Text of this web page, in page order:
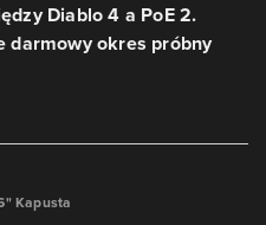
Diablo 4 a PoE 2.
darmowy okres próbny
Kapusta